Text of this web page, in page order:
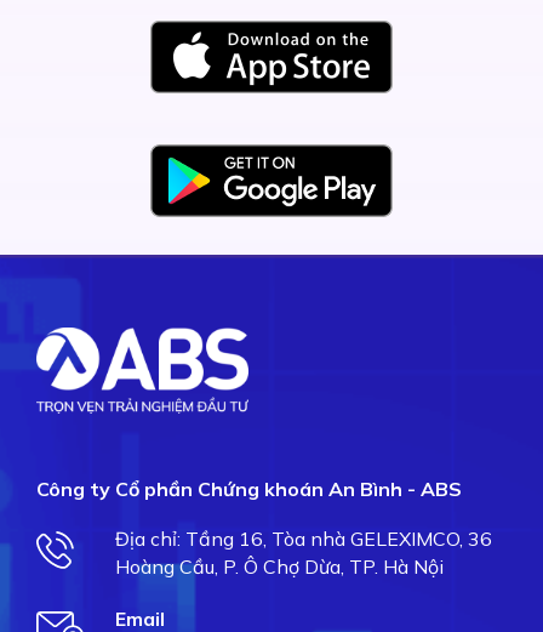
Công ty Cổ phần Chứng khoán An Bình - ABS
Địa chỉ: Tầng 16, Tòa nhà GELEXIMCO, 36
Hoàng Cầu, P. Ô Chợ Dừa, TP. Hà Nội
Email